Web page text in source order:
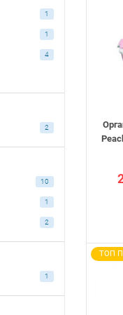
1
1
4
2
10
1
2
1
ТОП